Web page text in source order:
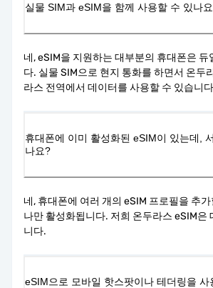
실물 SIM과 eSIM을 함께 사용할 수 있나
네, eSIM을 지원하는 대부분의 휴대폰은 듀
다. 실물 SIM으로 현지 통화를 하면서 온두
라스 전역에서 데이터를 사용할 수 있습니
휴대폰에 이미 활성화된 eSIM이 있는데,
나요?
네, 휴대폰에 여러 개의 eSIM 프로필을 추
나만 활성화됩니다. 저희 온두라스 eSIM은
니다.
eSIM으로 모바일 핫스팟이나 테더링을 사